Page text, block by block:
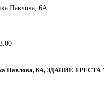
Павлова, 6А
Павлова, 6А, ЗДАНИЕ